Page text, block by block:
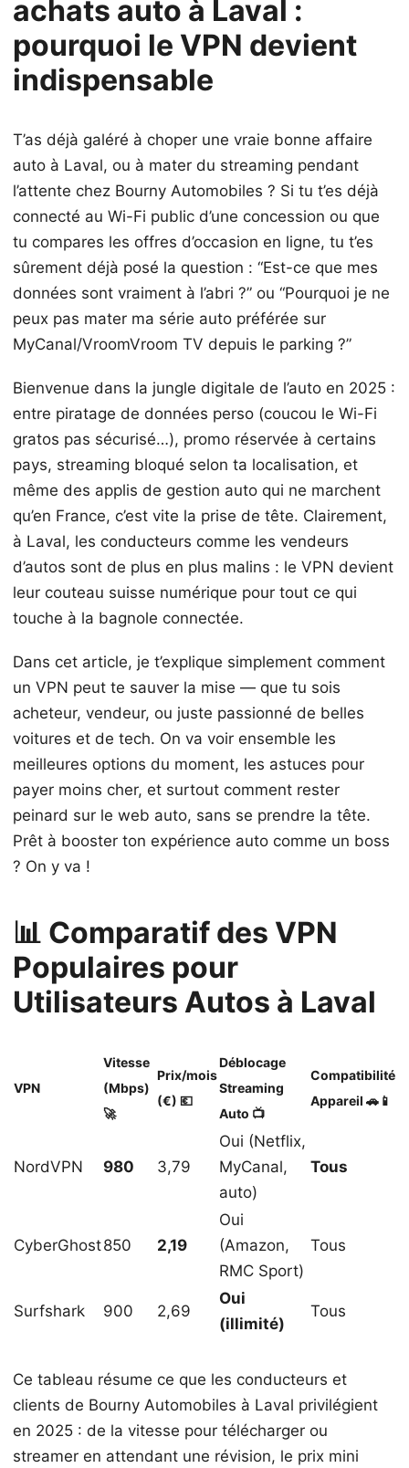
achats auto à Laval :
pourquoi le VPN devient
indispensable
T’as déjà galéré à choper une vraie bonne affaire
auto à Laval, ou à mater du streaming pendant
l’attente chez Bourny Automobiles ? Si tu t’es déjà
connecté au Wi-Fi public d’une concession ou que
tu compares les offres d’occasion en ligne, tu t’es
sûrement déjà posé la question : “Est-ce que mes
données sont vraiment à l’abri ?” ou “Pourquoi je ne
peux pas mater ma série auto préférée sur
MyCanal/VroomVroom TV depuis le parking ?”
Bienvenue dans la jungle digitale de l’auto en 2025 :
entre piratage de données perso (coucou le Wi-Fi
gratos pas sécurisé…), promo réservée à certains
pays, streaming bloqué selon ta localisation, et
même des applis de gestion auto qui ne marchent
qu’en France, c’est vite la prise de tête. Clairement,
à Laval, les conducteurs comme les vendeurs
d’autos sont de plus en plus malins : le VPN devient
leur couteau suisse numérique pour tout ce qui
touche à la bagnole connectée.
Dans cet article, je t’explique simplement comment
un VPN peut te sauver la mise — que tu sois
acheteur, vendeur, ou juste passionné de belles
voitures et de tech. On va voir ensemble les
meilleures options du moment, les astuces pour
payer moins cher, et surtout comment rester
peinard sur le web auto, sans se prendre la tête.
Prêt à booster ton expérience auto comme un boss
? On y va !
📊 Comparatif des VPN
Populaires pour
Utilisateurs Autos à Laval
VPN
Vitesse
(Mbps)
🚀
Prix/mois
(€) 💶
Déblocage
Streaming
Auto 📺
Compatibilité
Appareil 🚗📱
NordVPN 980 3,79
Oui (Netflix,
MyCanal,
auto)
Tous
CyberGhost850 2,19
Oui
(Amazon,
RMC Sport)
Tous
Surfshark 900 2,69
Oui
(illimité)
Tous
Ce tableau résume ce que les conducteurs et
clients de Bourny Automobiles à Laval privilégient
en 2025 : de la vitesse pour télécharger ou
streamer en attendant une révision, le prix mini